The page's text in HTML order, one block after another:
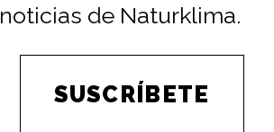
noticias de Naturklima.
SUSCRÍBETE